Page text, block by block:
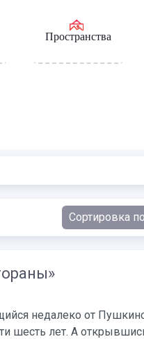
Пространства
недалеко от
шесть лет. А